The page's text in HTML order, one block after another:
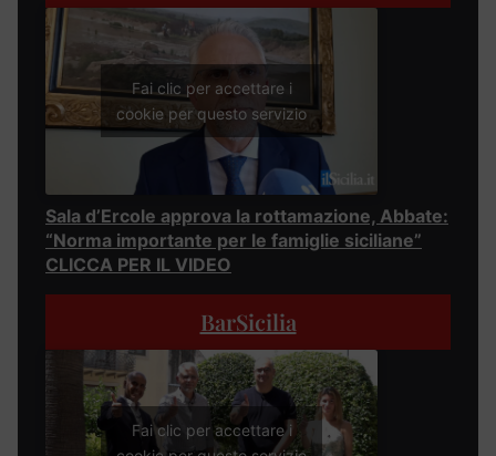
Fai clic per accettare i
cookie per questo servizio
Sala d’Ercole approva la rottamazione, Abbate:
“Norma importante per le famiglie siciliane”
CLICCA PER IL VIDEO
BarSicilia
Fai clic per accettare i